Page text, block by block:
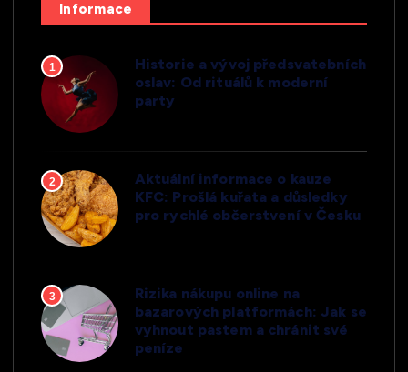
Informace
1
Historie a vývoj předsvatebních
oslav: Od rituálů k moderní
party
2
Aktuální informace o kauze
KFC: Prošlá kuřata a důsledky
pro rychlé občerstvení v Česku
3
Rizika nákupu online na
bazarových platformách: Jak se
vyhnout pastem a chránit své
peníze